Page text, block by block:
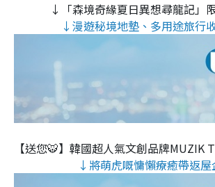
↓「森境奇緣夏日異想尋龍記」
↓漫遊秘境地墊、多用途旅行
【送您🐯】韓國超人氣文創品牌MUZIK
↓將萌虎嘅慵懶療癒帶返